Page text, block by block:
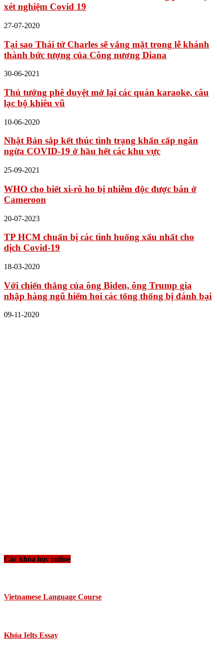
xét nghiệm Covid 19
27-07-2020
Tại sao Thái tử Charles sẽ vắng mặt trong lễ khánh
thành bức tượng của Công nương Diana
30-06-2021
Thủ tướng phê duyệt mở lại các quán karaoke, câu
lạc bộ khiêu vũ
10-06-2020
Nhật Bản sắp kết thúc tình trạng khẩn cấp ngăn
ngừa COVID-19 ở hầu hết các khu vực
25-09-2021
WHO cho biết xi-rô ho bị nhiễm độc được bán ở
Cameroon
20-07-2023
TP HCM chuẩn bị các tình huống xấu nhất cho
dịch Covid-19
18-03-2020
Với chiến thắng của ông Biden, ông Trump gia
nhập hàng ngũ hiếm hoi các tổng thống bị đánh bại
09-11-2020
Các khóa học online
Vietnamese Language Course
Khóa Ielts Essay